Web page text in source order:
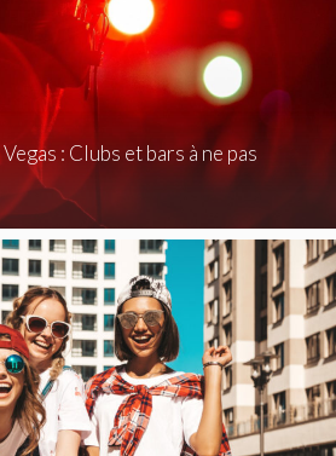
: Clubs et bars à ne pas